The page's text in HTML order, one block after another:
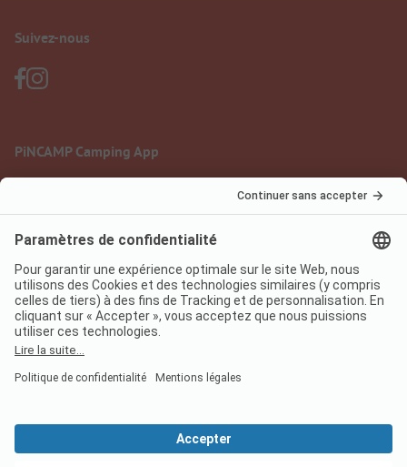
Suivez-nous
PiNCAMP Camping App
Mentions légales
Protection des données
Conditions d'utilisation
Règlement sur les services numériques